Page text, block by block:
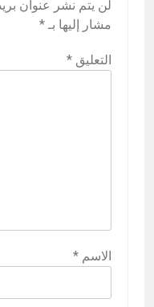
لن يتم نشر عنوان
مشار إليها بـ *
التعليق *
الاسم *